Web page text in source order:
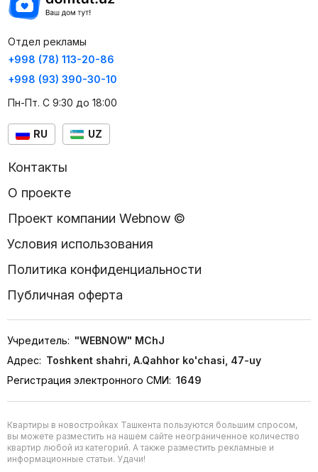
Отдел рекламы
+998 (78) 113-20-86
+998 (93) 390-30-10
Пн-Пт. С 9:30 до 18:00
RU UZ
Контакты
О проекте
Проект компании Webnow ©
Условия использования
Политика конфиденциальности
Публичная оферта
Учредитель: "WEBNOW" MChJ
Адрес: Toshkent shahri, A.Qahhor ko'chasi, 47-uy
Регистрация электронного СМИ: 1649
Квартиры в новостройках Ташкента пользуются большим спросом,
вы можете разместить на нашем сайте неограниченное количество
квартир любой из категорий. А также разместить рекламные и
информационные статьи. Удачи!